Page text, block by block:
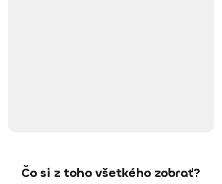
Čo si z toho všetkého zobrať?